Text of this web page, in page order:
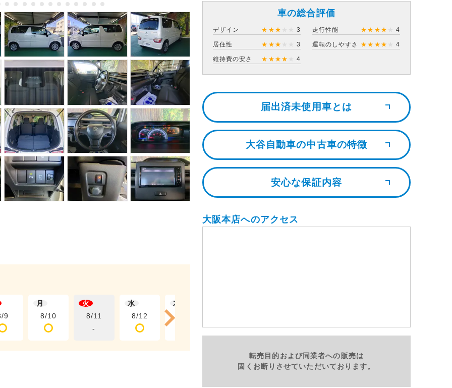
車の総合評価
デザイン ★ ★ ★ 3 走行性能 ★ ★ ★ ★ 4
居住性 ★ ★ ★ 3 運転のしやすさ ★ ★ ★ ★ 4
維持費の安さ ★ ★ ★ ★ 4
届出済未使用車とは
大谷自動車の中古車の特徴
安心な保証内容
大阪本店へのアクセス
転売目的および同業者への販売は
固くお断りさせていただいております。
9
月
8/10
火
8/11
-
水
8/12
木